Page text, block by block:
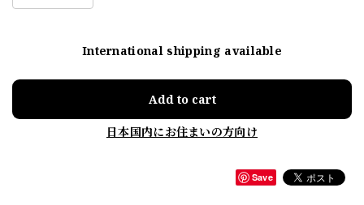
International shipping available
Add to cart
日本国内にお住まいの方向け
Save